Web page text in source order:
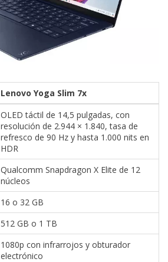
Lenovo Yoga Slim 7x
OLED táctil de 14,5 pulgadas, con
resolución de 2.944 × 1.840, tasa de
refresco de 90 Hz y hasta 1.000 nits en
HDR
Qualcomm Snapdragon X Elite de 12
núcleos
16 o 32 GB
512 GB o 1 TB
1080p con infrarrojos y obturador
electrónico